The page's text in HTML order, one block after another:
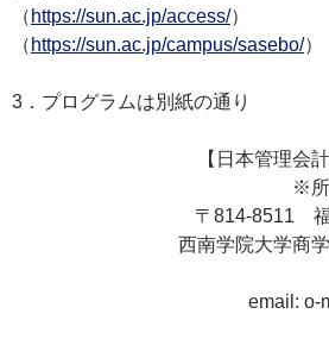
（ https://sun.ac.jp/access/）
（ https://sun.ac.jp/campus/sasebo/）
3．プログラムは別紙の通り
【日本管理会
※
〒814-8511
西南学院大学商
email: o-